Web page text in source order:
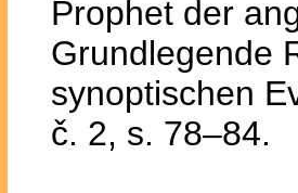
Prophet der
Grundlegende
synoptischen
č. 2, s. 78–84.